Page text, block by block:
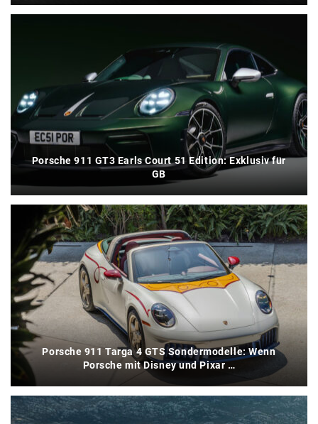
Porsche 911 GT3 Earls Court 51 Edition: Exklusiv für
GB
Porsche 911 Targa 4 GTS Sondermodelle: Wenn
Porsche mit Disney und Pixar …